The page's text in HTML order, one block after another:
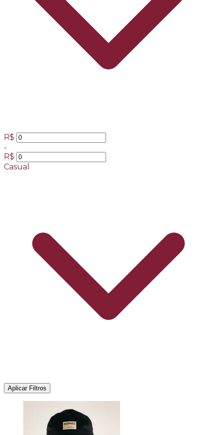
R$
-
R$
Casual
Aplicar Filtros